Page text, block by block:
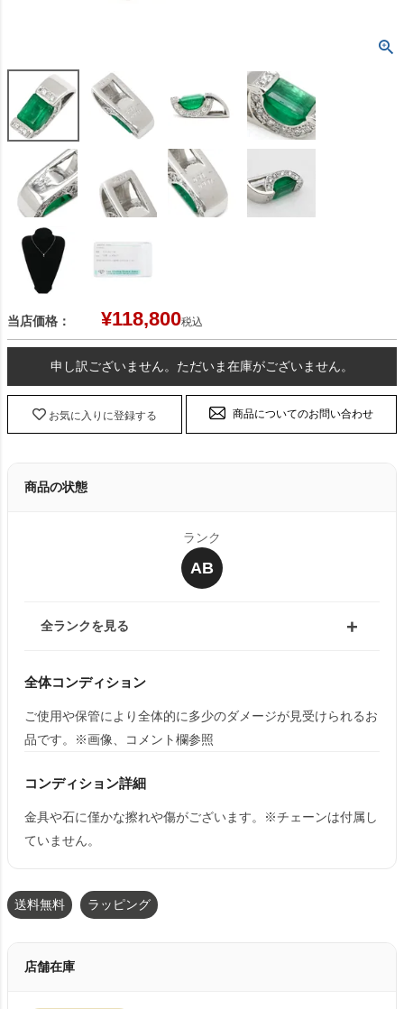
当店価格： ¥118,800税込
申し訳ございません。ただいま在庫がございません。
お気に入りに登録する 商品についてのお問い合わせ
商品の状態
ランク
AB
全ランクを見る
全体コンディション
ご使用や保管により全体的に多少のダメージが見受けられるお
品です。※画像、コメント欄参照
コンディション詳細
金具や石に僅かな擦れや傷がございます。※チェーンは付属し
ていません。
送料無料 ラッピング
店舗在庫